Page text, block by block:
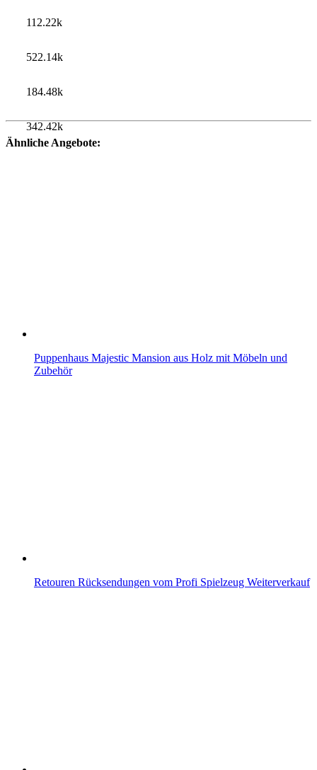
Ähnliche Angebote:
Puppenhaus Majestic Mansion aus Holz mit Möbeln und
Zubehör
Retouren Rücksendungen vom Profi Spielzeug Weiterverkauf
112.22k
522.14k
184.48k
342.42k